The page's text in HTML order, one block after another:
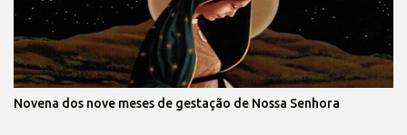
Novena dos nove meses de gestação de Nossa Senhora